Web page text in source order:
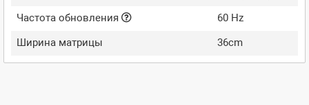
Частота обновления
60 Hz
Ширина матрицы
36cm